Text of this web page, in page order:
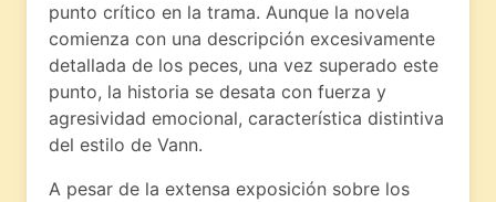
punto crítico en la trama. Aunque la novela
comienza con una descripción excesivamente
detallada de los peces, una vez superado este
punto, la historia se desata con fuerza y ​​
agresividad emocional, característica distintiva
del estilo de Vann.
A pesar de la extensa exposición sobre los